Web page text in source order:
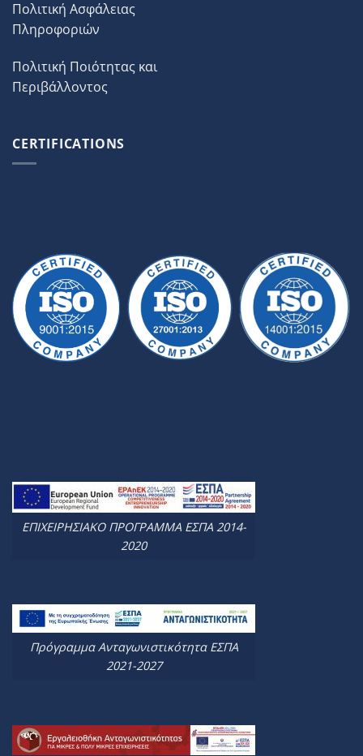
Πολιτική Ασφάλειας
Πληροφοριών
Πολιτική Ποιότητας και
Περιβάλλοντος
CERTIFICATIONS
ΕΠΙΧΕΙΡΗΣΙΑΚΟ ΠΡΟΓΡΑΜΜΑ ΕΣΠΑ 2014-
2020
Πρόγραμμα Ανταγωνιστικότητα ΕΣΠΑ
2021-2027